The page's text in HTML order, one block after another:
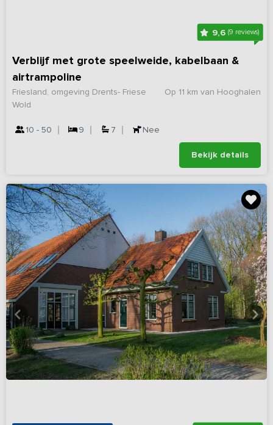
9,6(9 reviews)
Verblijf met grote speelweide, kabelbaan &
airtrampoline
Op 11 km van Hooghalen
Friesland, omgeving Drents- Friese
Wold
10 - 50 9 7 Nee
Bekijk details